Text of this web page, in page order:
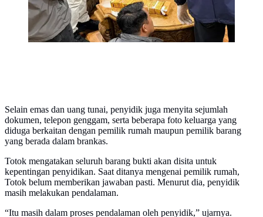
Selain emas dan uang tunai, penyidik juga menyita sejumlah
dokumen, telepon genggam, serta beberapa foto keluarga yang
diduga berkaitan dengan pemilik rumah maupun pemilik barang
yang berada dalam brankas.
Totok mengatakan seluruh barang bukti akan disita untuk
kepentingan penyidikan. Saat ditanya mengenai pemilik rumah,
Totok belum memberikan jawaban pasti. Menurut dia, penyidik
masih melakukan pendalaman.
“Itu masih dalam proses pendalaman oleh penyidik,” ujarnya.